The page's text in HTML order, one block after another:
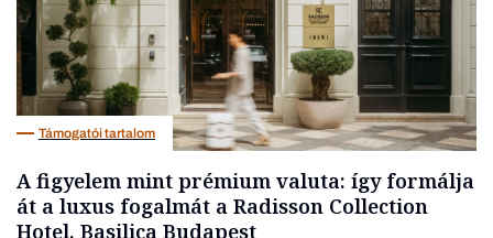
Támogatói tartalom
A figyelem mint prémium valuta: így formálja
át a luxus fogalmát a Radisson Collection
Hotel, Basilica Budapest